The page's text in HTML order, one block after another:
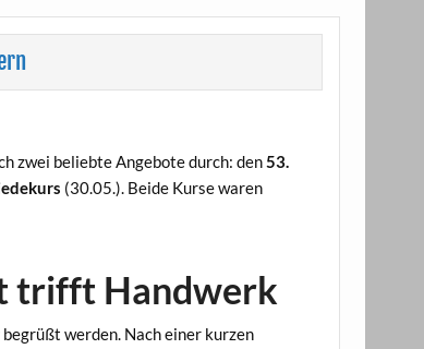
zwei beliebte Angebote durch: den53.
(30.05.). Beide Kurse waren
trifft Handwerk
begrüßt werden. Nach einer kurzen